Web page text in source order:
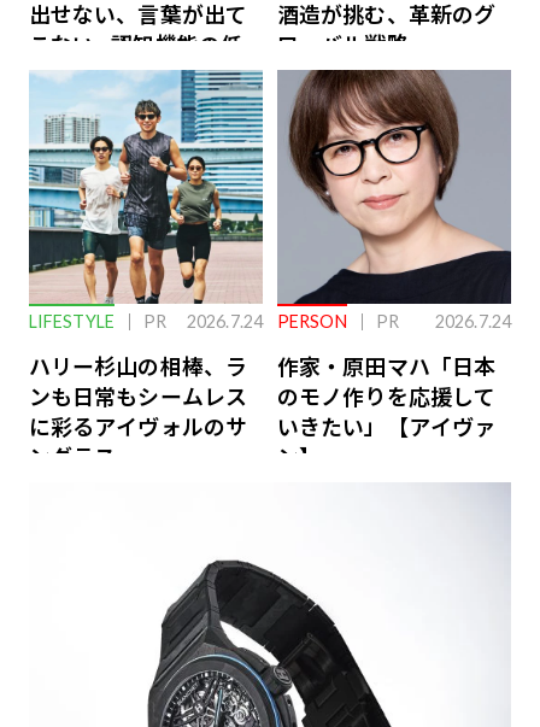
出せない、言葉が出て
こない…認知機能の低
下を救う、脳のインナ
ーケアとは
酒造が挑む、革新のグ
ローバル戦略
LIFESTYLE PR 2026.7.24
ハリー杉山の相棒、ラ
ンも日常もシームレス
に彩るアイヴォルのサ
ングラス
PERSON PR 2026.7.24
作家・原田マハ「日本
のモノ作りを応援して
いきたい」【アイヴァ
ン】